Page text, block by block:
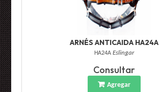
ARNÉS ANTICAIDA HA24A
HA24A Eslingar
Consultar
Agregar